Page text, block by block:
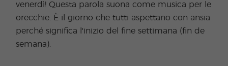
venerdì! Questa parola suona come musica per le
orecchie. È il giorno che tutti aspettano con ansia
perché significa l'inizio del fine settimana (fin de
semana).